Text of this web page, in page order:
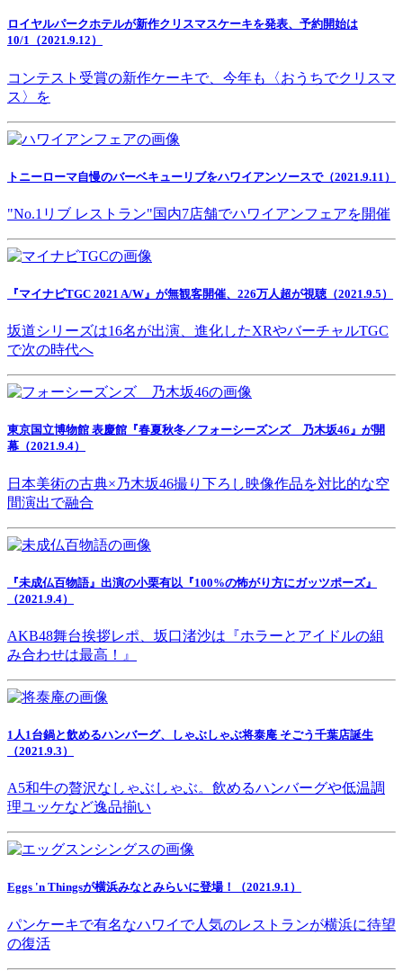
ロイヤルパークホテルが新作クリスマスケーキを発表、予約開始は
10/1（2021.9.12）
コンテスト受賞の新作ケーキで、今年も〈おうちでクリスマ
ス〉を
トニーローマ自慢のバーベキューリブをハワイアンソースで（2021.9.11）
"No.1リブ レストラン"国内7店舗でハワイアンフェアを開催
『マイナビTGC 2021 A/W』が無観客開催、226万人超が視聴（2021.9.5）
坂道シリーズは16名が出演、進化したXRやバーチャルTGC
で次の時代へ
東京国立博物館 表慶館『春夏秋冬／フォーシーズンズ 乃木坂46』が開
幕（2021.9.4）
日本美術の古典×乃木坂46撮り下ろし映像作品を対比的な空
間演出で融合
『未成仏百物語』出演の小栗有以『100%の怖がり方にガッツポーズ』
（2021.9.4）
AKB48舞台挨拶レポ、坂口渚沙は『ホラーとアイドルの組
み合わせは最高！』
1人1台鍋と飲めるハンバーグ、しゃぶしゃぶ将泰庵 そごう千葉店誕生
（2021.9.3）
A5和牛の贅沢なしゃぶしゃぶ。飲めるハンバーグや低温調
理ユッケなど逸品揃い
Eggs 'n Thingsが横浜みなとみらいに登場！（2021.9.1）
パンケーキで有名なハワイで人気のレストランが横浜に待望
の復活